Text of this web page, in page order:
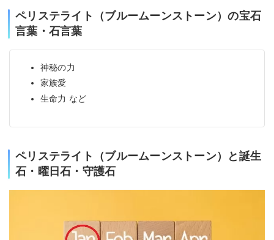
ペリステライト（ブルームーンストーン）の宝石
言葉・石言葉
神秘の力
家族愛
生命力 など
ペリステライト（ブルームーンストーン）と誕生
石・曜日石・守護石